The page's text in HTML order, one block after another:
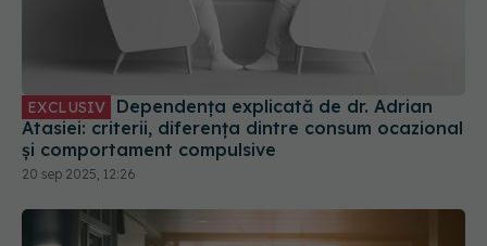
EXCLUSIV
Atasiei: criterii, diferența dintre consum ocazional
și comportament compulsive
20 sep 2025, 12:26